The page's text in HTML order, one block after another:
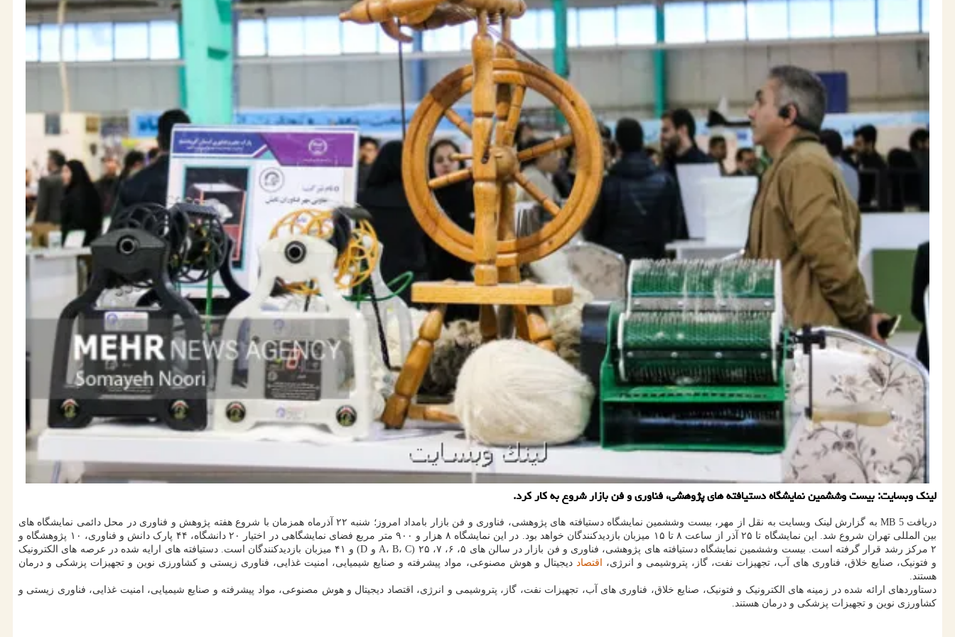
لینک وبسایت: بیست وششمین نمایشگاه دستیافته های پژوهشی، فناوری و فن بازار شروع به کار کرد.
دریافت 5 MB به گزارش لینک وبسایت به نقل از مهر، بیست وششمین نمایشگاه دستیافته های پژوهشی، فناوری و فن بازار بامداد امروز؛ شنبه ۲۲ آذرماه همزمان با شروع هفته پژوهش و فناوری در محل دائمی نمایشگاه های
بین المللی تهران شروع شد. این نمایشگاه تا ۲۵ آذر از ساعت ۸ تا ۱۵ میزبان بازدیدکنندگان خواهد بود. در این نمایشگاه ۸ هزار و ۹۰۰ متر مربع فضای نمایشگاهی در اختیار ۲۰ دانشگاه، ۴۴ پارک دانش و فناوری، ۱۰ پژوهشگاه و
۲ مرکز رشد قرار گرفته است. بیست وششمین نمایشگاه دستیافته های پژوهشی، فناوری و فن بازار در سالن های ۵، ۶، ۷، ۲۵ (A، B، C و D) و ۴۱ میزبان بازدیدکنندگان است. دستیافته های ارایه شده در عرصه های الکترونیک
و فتونیک، صنایع خلاق، فناوری های آب، تجهیزات نفت، گاز، پتروشیمی و انرژی،
اقتصاد دیجیتال و هوش مصنوعی، مواد پیشرفته و صنایع شیمیایی، امنیت غذایی، فناوری زیستی و کشاورزی نوین و تجهیزات پزشکی و درمان
هستند.
دستاوردهای ارائه شده در زمینه های الکترونیک و فتونیک، صنایع خلاق، فناوری های آب، تجهیزات نفت، گاز، پتروشیمی و انرژی، اقتصاد دیجیتال و هوش مصنوعی، مواد پیشرفته و صنایع شیمیایی، امنیت غذایی، فناوری زیستی و
کشاورزی نوین و تجهیزات پزشکی و درمان هستند.